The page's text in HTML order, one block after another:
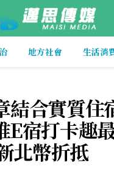
地方社會 生活消
結合實質住
E宿打卡趣
北幣折抵